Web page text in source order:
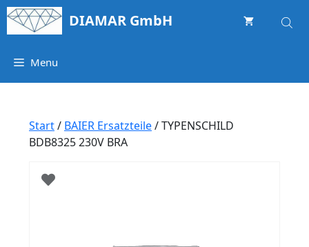
Springe
zum
DIAMAR GmbH
Menu
Start/ BAIER Ersatzteile/ TYPENSCHILD
BDB8325 230V BRA